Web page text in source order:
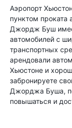
Аэропорт
пунктом проката
Джордж Буш
автомобилей с
транспортных
арендовали
Хьюстоне и
забронируете
Джорджа Буша,
повышаться и